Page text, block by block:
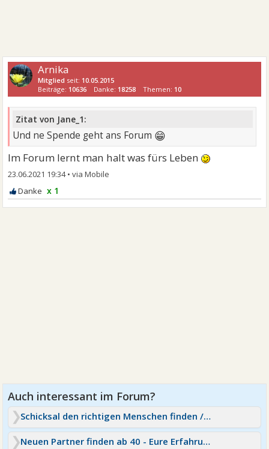
Arnika
Mitglied seit: 10.05.2015
Beiträge: 10636 Danke: 18258 Themen: 10
Zitat von Jane_1:
Und ne Spende geht ans Forum 😁
Im Forum lernt man halt was fürs Leben
23.06.2021 19:34•
x 1
Schicksal den richtigen Menschen finden / Zeit und Ort
Neuen Partner finden ab 40 - Eure Erfahrungen